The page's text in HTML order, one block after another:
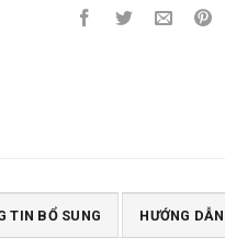
TIN BỔ SUNG HƯỚNG DẪN